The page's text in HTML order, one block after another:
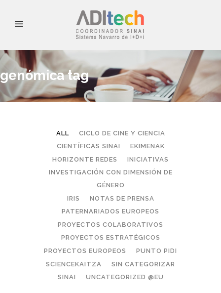
genómica tag
ALL
CICLO DE CINE Y CIENCIA
CIENTÍFICAS SINAI
EKIMENAK
HORIZONTE REDES
INICIATIVAS
INVESTIGACIÓN CON DIMENSIÓN DE
GÉNERO
IRIS
NOTAS DE PRENSA
PATERNARIADOS EUROPEOS
PROYECTOS COLABORATIVOS
PROYECTOS ESTRATÉGICOS
PROYECTOS EUROPEOS
PUNTO PIDI
SCIENCEKAITZA
SIN CATEGORIZAR
SINAI
UNCATEGORIZED @EU